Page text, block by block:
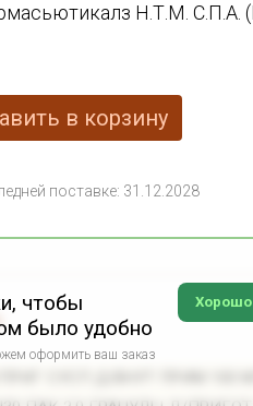
Н.Т.М. С.П.А.
поставке: 31.12.2028
СУСП Д/ВНУТ ПРИМ 100
Хорошо
чтобы
было удобно
оформить ваш заказ